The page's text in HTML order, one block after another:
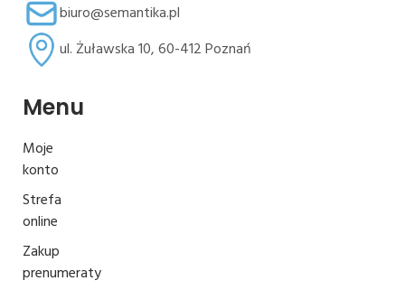
biuro@semantika.pl
ul. Żuławska 10, 60-412 Poznań
Menu
Moje
konto
Strefa
online
Zakup
prenumeraty